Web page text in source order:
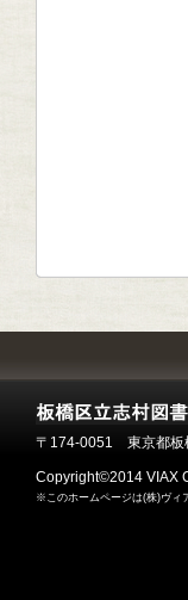
〒174-0051 東京都板
Copyright©2014 VIAX
※このホームページは(株)ヴィ